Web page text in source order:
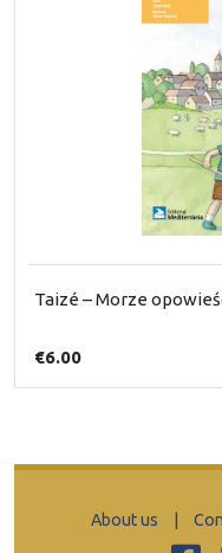
Taizé – Morze
€6.00
About us